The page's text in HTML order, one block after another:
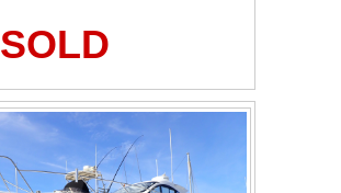
SOLD